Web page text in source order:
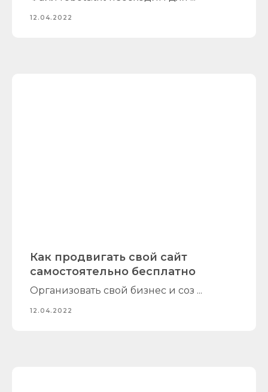
12.04.2022
Как продвигать свой сайт
самостоятельно бесплатно
Организовать свой бизнес и соз ...
12.04.2022